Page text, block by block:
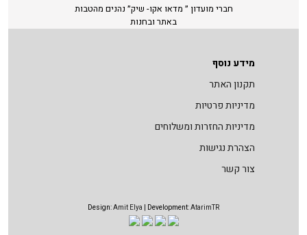
חברי מועדון ״ מדאו אקו- שיק״ נהנים מהטבות
באתר ובחנות
מידע נוסף
תקנון האתר
מדיניות פרטיות
מדיניות החזרות ומשלוחים
הצהרת נגישות
צור קשר
Design:Amit Elya | Development:AtarimTR